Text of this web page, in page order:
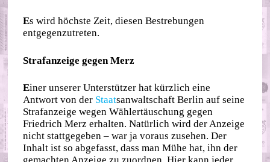
Es wird höchste Zeit, diesen Bestrebungen
entgegenzutreten.
Strafanzeige gegen Merz
Einer unserer Unterstützer hat kürzlich eine
Antwort von der Staatsanwaltschaft Berlin auf seine
Strafanzeige wegen Wählertäuschung gegen
Friedrich Merz erhalten. Natürlich wird der Anzeige
nicht stattgegeben – war ja voraus zusehen. Der
Inhalt ist so abgefasst, dass man Mühe hat, ihn der